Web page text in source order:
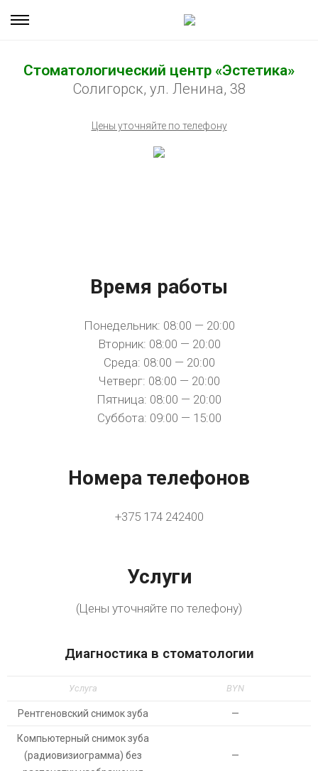
Стоматологический центр «Эстетика»
Солигорск, ул. Ленина, 38
Цены уточняйте по телефону
Время работы
Понедельник: 08:00 — 20:00
Вторник: 08:00 — 20:00
Среда: 08:00 — 20:00
Четверг: 08:00 — 20:00
Пятница: 08:00 — 20:00
Суббота: 09:00 — 15:00
Номера телефонов
+375 174 242400
Услуги
(Цены уточняйте по телефону)
Диагностика в стоматологии
Услуга BYN
Рентгеновский снимок зуба —
Компьютерный снимок зуба
(радиовизиограмма) без
—